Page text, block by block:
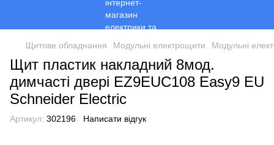
Щитове обладнання Модульні електрощити Модульні
Щит пластик накладний 8мод.
димчасті двері EZ9EUC108 Easy9 EU
Schneider Electric
Артикул: 302196 Написати відгук